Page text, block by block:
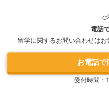
電話
留学に関するお問い合わせは
お電話で
受付時間：